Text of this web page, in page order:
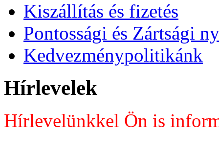
Kiszállítás és fizetés
Pontossági és Zártsági
Kedvezménypolitikánk
Hírlevelek
Hírlevelünkkel Ön is